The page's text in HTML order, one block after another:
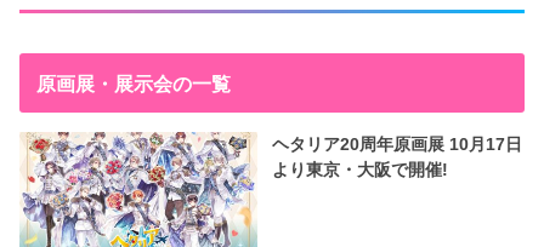
原画展・展示会の一覧
ヘタリア20周年原画展 10月17日
より東京・大阪で開催!